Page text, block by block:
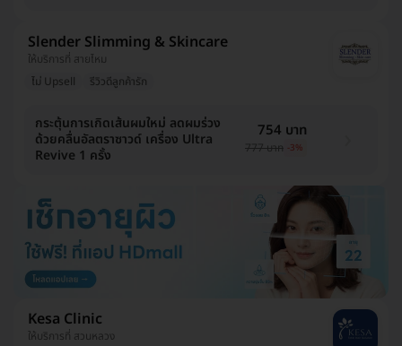
Slender Slimming & Skincare
ให้บริการที่ สายไหม
ไม่ Upsell
รีวิวดีลูกค้ารัก
กระตุ้นการเกิดเส้นผมใหม่ ลดผมร่วง
ด้วยคลื่นอัลตราซาวด์ เครื่อง Ultra
Revive 1 ครั้ง
754 บาท
777 บาท -3%
Kesa Clinic
ให้บริการที่ สวนหลวง